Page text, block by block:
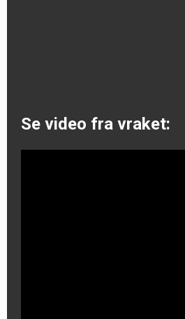
Se video fra vraket: